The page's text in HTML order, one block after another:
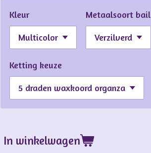
Kleur Metaalsoort bail
Ketting keuze
In winkelwagen